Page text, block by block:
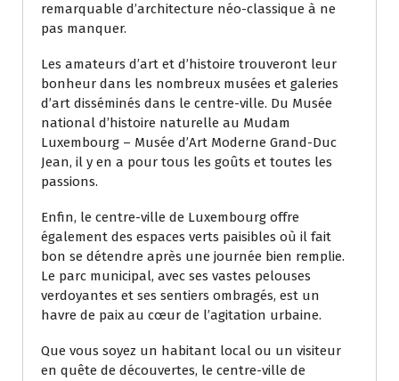
remarquable d’architecture néo-classique à ne
pas manquer.
Les amateurs d’art et d’histoire trouveront leur
bonheur dans les nombreux musées et galeries
d’art disséminés dans le centre-ville. Du Musée
national d’histoire naturelle au Mudam
Luxembourg – Musée d’Art Moderne Grand-Duc
Jean, il y en a pour tous les goûts et toutes les
passions.
Enfin, le centre-ville de Luxembourg offre
également des espaces verts paisibles où il fait
bon se détendre après une journée bien remplie.
Le parc municipal, avec ses vastes pelouses
verdoyantes et ses sentiers ombragés, est un
havre de paix au cœur de l’agitation urbaine.
Que vous soyez un habitant local ou un visiteur
en quête de découvertes, le centre-ville de